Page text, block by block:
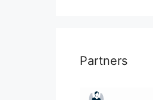
Partners